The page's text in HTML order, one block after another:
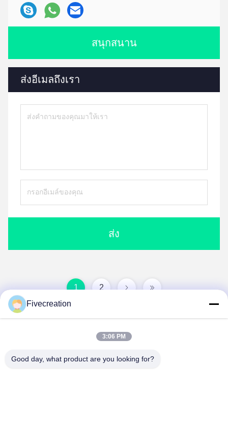
สนุกสนาน
ส่งอีเมลถึงเรา
ส่ง
1 2
Fivecreation
3:06 PM
Good day, what product are you looking for?